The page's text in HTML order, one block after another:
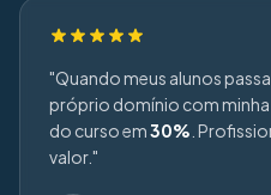
"Quando meus alunos
próprio domínio com
do curso em30% .
valor."